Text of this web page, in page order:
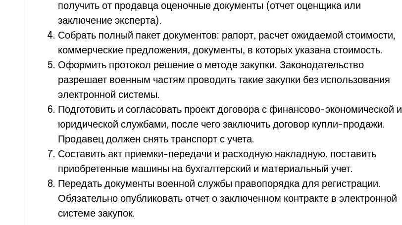
получить от продавца оценочные документы (отчет оценщика или
заключение эксперта).
Собрать полный пакет документов: рапорт, расчет ожидаемой стоимости,
коммерческие предложения, документы, в которых указана стоимость.
Оформить протокол решение о методе закупки. Законодательство
разрешает военным частям проводить такие закупки без использования
электронной системы.
Подготовить и согласовать проект договора с финансово-экономической и
юридической службами, после чего заключить договор купли-продажи.
Продавец должен снять транспорт с учета.
Составить акт приемки-передачи и расходную накладную, поставить
приобретенные машины на бухгалтерский и материальный учет.
Передать документы военной службы правопорядка для регистрации.
Обязательно опубликовать отчет о заключенном контракте в электронной
системе закупок.